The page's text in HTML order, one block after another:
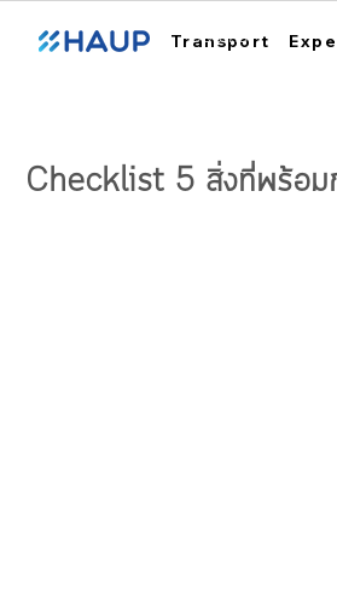
Transport
ฮ้อปคาร์
Checklist 5 สิ่งที่พร้อม